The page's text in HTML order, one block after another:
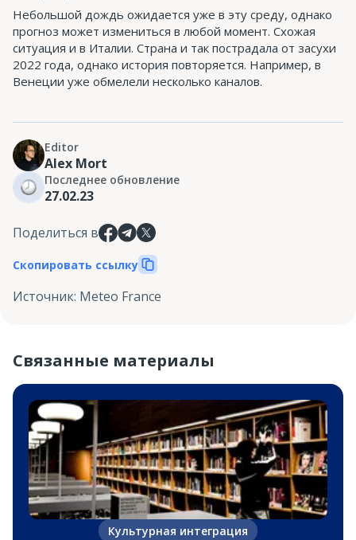
Небольшой дождь ожидается уже в эту среду, однако
прогноз может измениться в любой момент. Схожая
ситуация и в Италии. Страна и так пострадала от засухи
2022 года, однако история повторяется. Например, в
Венеции уже обмелели несколько каналов.
Editor
Alex Mort
Последнее обновление
27.02.23
Поделиться в
Скопировать ссылку
Источник: Meteo France
Связанные материалы
Культурная интеграция